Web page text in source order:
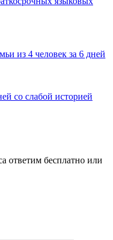
из 4 человек за 6 дней
со слабой историей
ответим бесплатно или